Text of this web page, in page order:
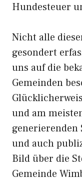
Hundesteuer
Nicht alle
gesondert
uns auf die
Gemeinden
und am
generierenden
und auch
Bild über die
Gemeinde